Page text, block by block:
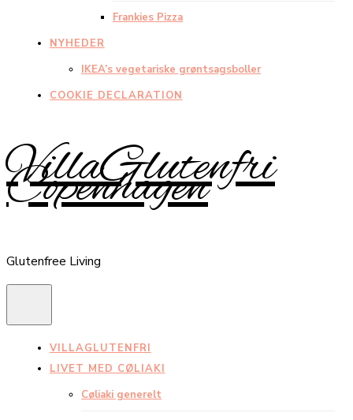
Frankies Pizza
NYHEDER
IKEA’s vegetariske grøntsagsboller
COOKIE DECLARATION
VillaGlutenfri
Copenhagen
Glutenfree Living
VILLAGLUTENFRI
LIVET MED CØLIAKI
Cøliaki generelt